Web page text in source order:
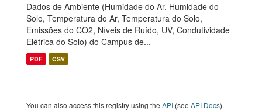
Dados de Ambiente (Humidade do Ar, Humidade do
Solo, Temperatura do Ar, Temperatura do Solo,
Emissões do CO2, Níveis de Ruído, UV, Condutividade
Elétrica do Solo) do Campus de...
PDF CSV
You can also access this registry using the API (see API Docs).